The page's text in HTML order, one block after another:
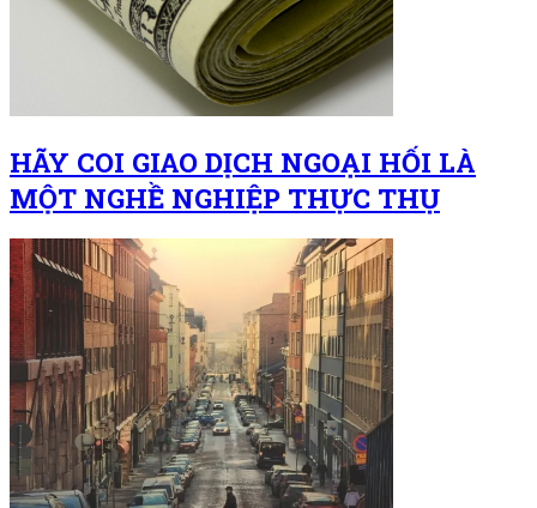
HÃY COI GIAO DỊCH NGOẠI HỐI LÀ
MỘT NGHỀ NGHIỆP THỰC THỤ